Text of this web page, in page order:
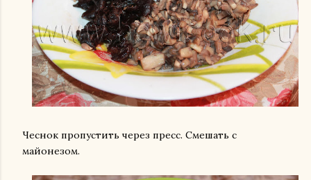
Чеснок пропустить через пресс. Смешать с
майонезом.